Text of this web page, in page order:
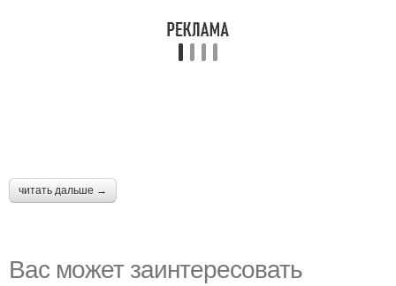
читать дальше →
Вас может заинтересовать